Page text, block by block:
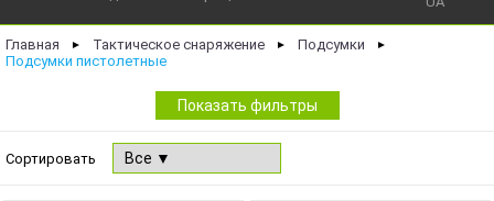
Главная ► Тактическое снаряжение ► Подсумки ►
Подсумки пистолетные
Показать фильтры
Сортировать